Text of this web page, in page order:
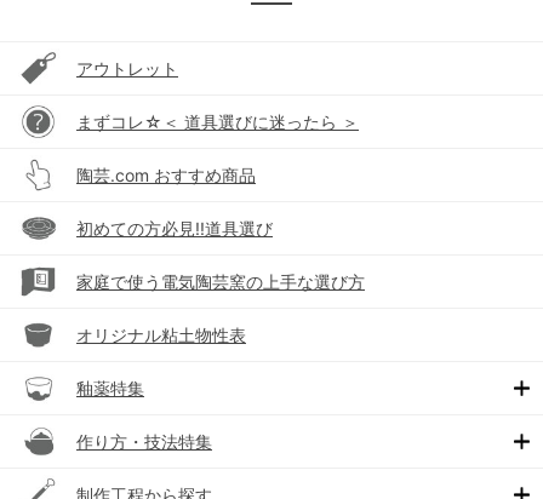
アウトレット
まずコレ☆＜ 道具選びに迷ったら ＞
陶芸.com おすすめ商品
初めての方必見!!道具選び
家庭で使う電気陶芸窯の上手な選び方
オリジナル粘土物性表
釉薬特集
作り方・技法特集
制作工程から探す